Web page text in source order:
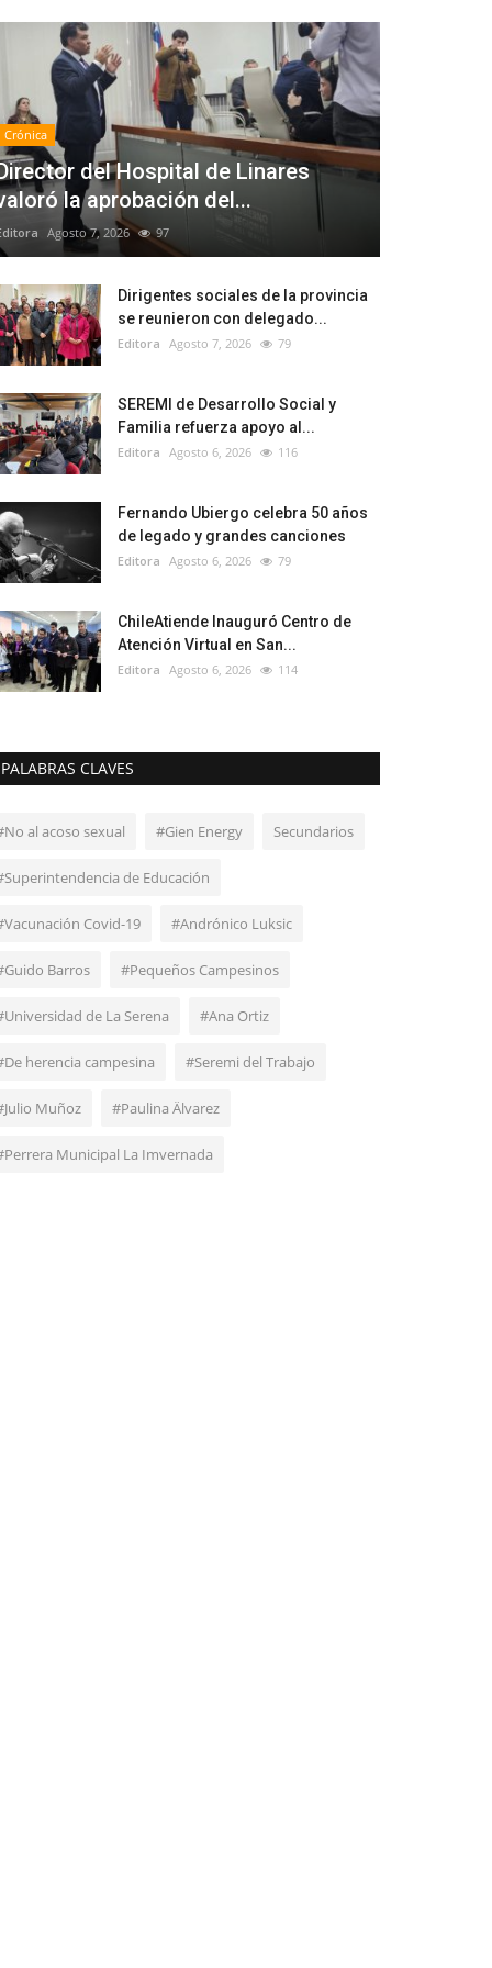
Crónica
del Hospital de Linares
la aprobación del...
Agosto 7, 2026 97
Dirigentes sociales de la provincia
se reunieron con delegado...
Editora Agosto 7, 2026 79
SEREMI de Desarrollo Social y
Familia refuerza apoyo al...
Editora Agosto 6, 2026 116
Fernando Ubiergo celebra 50 años
de legado y grandes canciones
Editora Agosto 6, 2026 79
ChileAtiende Inauguró Centro de
Atención Virtual en San...
Editora Agosto 6, 2026 114
PALABRAS CLAVES
al acoso sexual #Gien Energy Secundarios
de Educación
Covid-19 #Andrónico Luksic
Barros #Pequeños Campesinos
de La Serena #Ana Ortiz
herencia campesina #Seremi del Trabajo
Muñoz #Paulina Älvarez
Municipal La Imvernada